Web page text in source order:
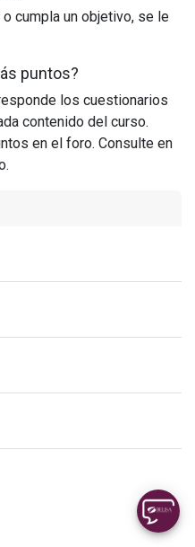
cumpla un objetivo, se le
puntos?
los cuestionarios
contenido del curso.
en el foro. Consulte en